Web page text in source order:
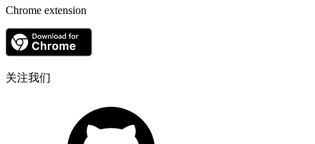
Chrome extension
关注我们